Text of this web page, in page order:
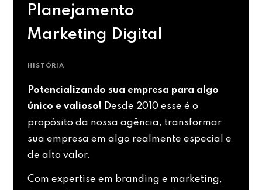
Planejamento
Marketing Digital
HISTÓRIA
Potencializando sua empresa para algo
único e valioso! Desde 2010 esse é o
propósito da nossa agência, transformar
sua empresa em algo realmente especial e
de alto valor.
Com expertise em branding e marketing,